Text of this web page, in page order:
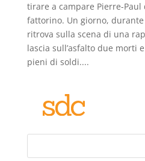
tirare a campare Pierre-Paul
fattorino. Un giorno,
ritrova sulla scena di una
lascia sull’asfalto due morti
pieni di soldi....